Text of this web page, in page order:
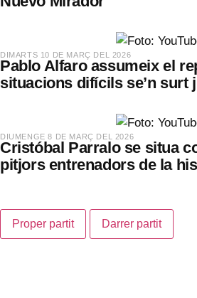
​DIMARTS 10 DE MARÇ DEL 2026
Pablo Alfaro assumeix el
situacions difícils se’n surt
​DIUMENGE 8 DE MARÇ DEL 2026
Cristóbal Parralo se situa
pitjors entrenadors de la
Proper partit Darrer partit